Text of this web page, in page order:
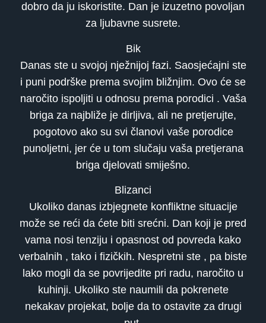
dobro da ju iskoristite. Dan je izuzetno povoljan
za ljubavne susrete.
Bik
Danas ste u svojoj nježnijoj fazi. Saosjećajni ste
i puni podrške prema svojim bližnjim. Ovo će se
naročito ispoljiti u odnosu prema porodici . Vaša
briga za najbliže je dirljiva, ali ne pretjerujte,
pogotovo ako su svi članovi vaše porodice
punoljetni, jer će u tom slučaju vaša pretjerana
briga djelovati smiješno.
Blizanci
Ukoliko danas izbjegnete konfliktne situacije
može se reći da ćete biti srećni. Dan koji je pred
vama nosi tenziju i opasnost od povreda kako
verbalnih , tako i fizičkih. Nespretni ste , pa biste
lako mogli da se povrijedite pri radu, naročito u
kuhinji. Ukoliko ste naumili da pokrenete
nekakav projekat, bolje da to ostavite za drugi